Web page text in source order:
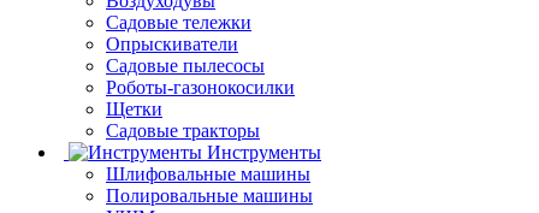
Садовые тележки
Опрыскиватели
Садовые пылесосы
Роботы-газонокосилки
Щетки
Садовые тракторы
Инструменты
Шлифовальные машины
Полировальные машины